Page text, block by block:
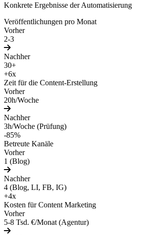
Konkrete Ergebnisse der Automatisierung
Veröffentlichungen pro Monat
Vorher
2-3
Nachher
30+
+6x
Zeit für die Content-Erstellung
Vorher
20h/Woche
Nachher
3h/Woche (Prüfung)
-85%
Betreute Kanäle
Vorher
1 (Blog)
Nachher
4 (Blog, LI, FB, IG)
+4x
Kosten für Content Marketing
Vorher
5-8 Tsd. €/Monat (Agentur)